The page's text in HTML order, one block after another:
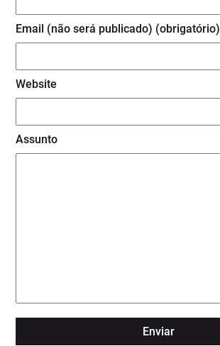
Email (não será publicado) (obrigatório)
Website
Assunto